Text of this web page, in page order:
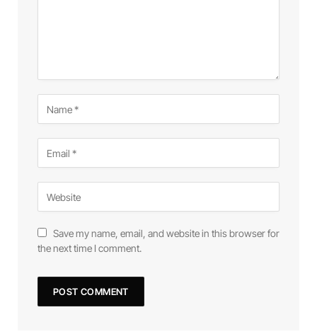
Save my name, email, and website in this browser for
the next time I comment.